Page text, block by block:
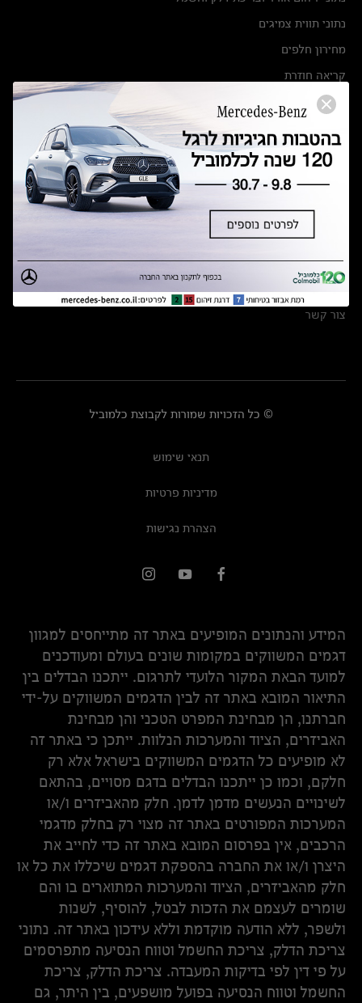
נתוני תווית צמיגים
מחירון חלפים
קריאה חוזרת
הודעה על הטבות לרכבי מרצדס בהסדר פשרה בתצ 56447-02-19
תקנון ימי מכירות 120 לכלמוביל
מצאו אותנו
אולמות תצוגה
מרכזי שירות
צור קשר
© כל הזכויות שמורות לקבוצת כלמוביל
תנאי שימוש
מדיניות פרטיות
הצהרת נגישות
המידע והנתונים המופיעים באתר זה מתייחסים למגוון
דגמים המשווקים במקומות שונים בעולם ומעודכנים
למועד הבאת המקור הלועדי לתרגום. ייתכנו הבדלים בין
התיאור המובא באתר זה לבין הדגמים המשווקים על-ידי
חברתנו, הן מבחינת המפרט הטכני והן מבחינת
האביזרים, הציוד והמערכות הנלוות. ייתכן כי באתר זה
לא מופיעים כל הדגמים המשווקים בישראל אלא רק
חלקם, וכמו כן ייתכנו הבדלים בדגם מסויים, בהתאם
לשינויים הנעשים מדמן לדמן. חלק מהאביזרים ו/או
המערכות המפורטים באתר זה מצוי רק בחלק מדגמי
הרכבים, אין בפרסום המובא באתר זה כדי לחייב את
היצרן ו/או את החברה בהספקת דגמים שיכללו את כל או
חלק מהאביזרים, הציוד והמערכות המתוארים בו והם
שומרים לעצמם את הזכות לבטל, להוסיף, לשנות
ולשפר, ללא הודעה מוקדמת וללא עידכון באתר זה. נתוני
צריכת הדלק, צריכת החשמל וטווח הנסיעה מתפרסמים
על פי דין לפי בדיקות המעבדה. צריכת הדלק, צריכת
החשמל וטווח הנסיעה בפועל מושפעים, בין היתר, גם